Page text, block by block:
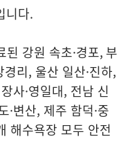
니다.
강원 속초·경포, 부
리, 울산 일산·진하,
사·영일대, 전남 신
·변산, 제주 함덕·중
해수욕장 모두 안전